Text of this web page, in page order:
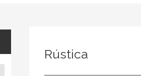
Rústica